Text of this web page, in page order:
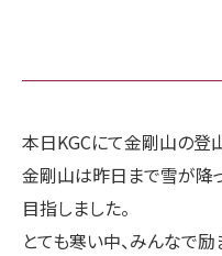
本日KGCにて金剛山の登
金剛山は昨日まで雪が降
目指しました。
とても寒い中、みんなで